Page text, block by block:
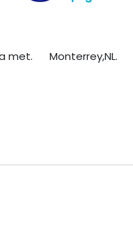
met. Monterrey,NL.